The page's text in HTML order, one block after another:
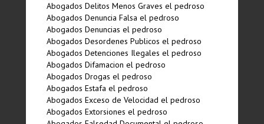
Abogados Delitos Menos Graves el pedroso
Abogados Denuncia Falsa el pedroso
Abogados Denuncias el pedroso
Abogados Desordenes Publicos el pedroso
Abogados Detenciones Ilegales el pedroso
Abogados Difamacion el pedroso
Abogados Drogas el pedroso
Abogados Estafa el pedroso
Abogados Exceso de Velocidad el pedroso
Abogados Extorsiones el pedroso